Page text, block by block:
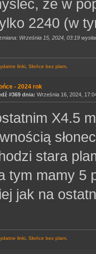
że w
2240 (w
Września 15, 2024, 03:19
linki Słońce bez plam
- 2024 rok
#369 dnia: Września 16, 2024,
X4.5
stara
tym mamy 5
jak na
linki Słońce bez plam